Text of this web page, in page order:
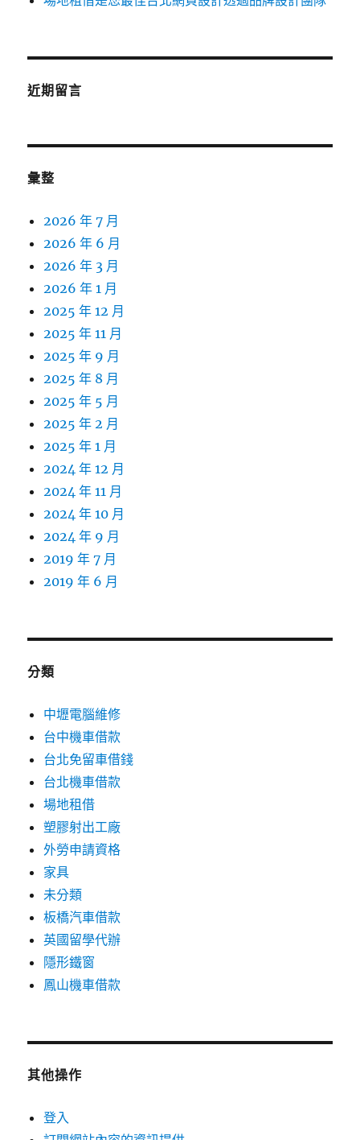
近期留言
彙整
2026 年 7 月
2026 年 6 月
2026 年 3 月
2026 年 1 月
2025 年 12 月
2025 年 11 月
2025 年 9 月
2025 年 8 月
2025 年 5 月
2025 年 2 月
2025 年 1 月
2024 年 12 月
2024 年 11 月
2024 年 10 月
2024 年 9 月
2019 年 7 月
2019 年 6 月
分類
中壢電腦維修
台中機車借款
台北免留車借錢
台北機車借款
場地租借
塑膠射出工廠
外勞申請資格
家具
未分類
板橋汽車借款
英國留學代辦
隱形鐵窗
鳳山機車借款
其他操作
登入